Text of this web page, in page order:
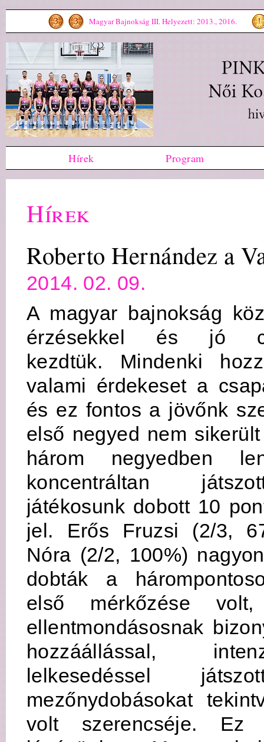
Magyar Bajnokság III. Helyezett: 2013., 2016.
Hírek Program
Hírek
Roberto Hernández a
2014. 02. 09.
A magyar bajnokság
érzésekkel és jó
kezdtük. Mindenki
valami érdekeset a
és ez fontos a jövőnk
első negyed nem
három negyedben
koncentráltan
játékosunk dobott 10
jel. Erős Fruzsi (2/3,
Nóra (2/2, 100%)
dobták a
első mérkőzése
ellentmondásosnak
hozzáállással,
lelkesedéssel
mezőnydobásokat
volt szerencséje.